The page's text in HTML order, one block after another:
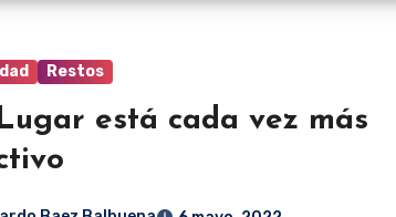
Restos
está cada vez más